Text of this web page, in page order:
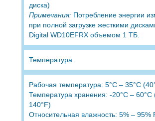
диска)
Примечания:Потребление энергии
при полной загрузке жесткими
Digital WD10EFRX объемом 1 ТБ.
Температура
Рабочая температура: 5°C – 35°C
Температура хранения: -20°C – 60°C
140°F)
Относительная влажность: 5% – 95%